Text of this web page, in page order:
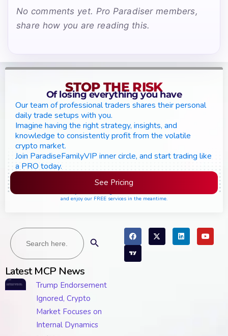
No comments yet. Pro Paradiser members,
share how you are reading this.
Search
for:
Latest MCP News
Trump Endorsement
Ignored, Crypto
Market Focuses on
Internal Dynamics
STOP THE RISK
Of losing everything you have
Our team of professional traders shares their personal
daily trade setups with you.
Imagine having the right strategy, insights, and
knowledge to consistently profit from the volatile
crypto market.
Join ParadiseFamilyVIP inner circle, and start trading like
a PRO today.
See Pricing
and enjoy our FREE services in the meantime.